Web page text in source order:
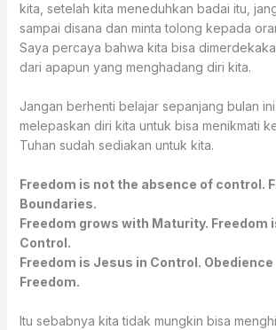
kita, setelah kita meneduhkan badai itu,
sampai disana dan minta tolong kepada
Saya percaya bahwa kita bisa
dari apapun yang menghadang diri kita.
Jangan berhenti belajar sepanjang bulan
melepaskan diri kita untuk bisa menikmati
Tuhan sudah sediakan untuk kita.
Freedom is not the absence of control.
Boundaries.
Freedom grows with Maturity. Freedom
Control.
Freedom is Jesus in Control.
Freedom.
Itu sebabnya kita tidak mungkin bisa